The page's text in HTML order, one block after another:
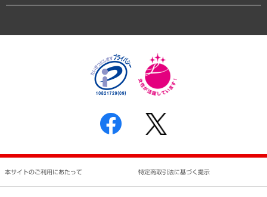
個人情報保護方針
反社会的勢力に対する基本方針
書面による個人情報の開示等の請求の手続きについて
本サイトのご利用にあたって 特定商取引法に基づく提示